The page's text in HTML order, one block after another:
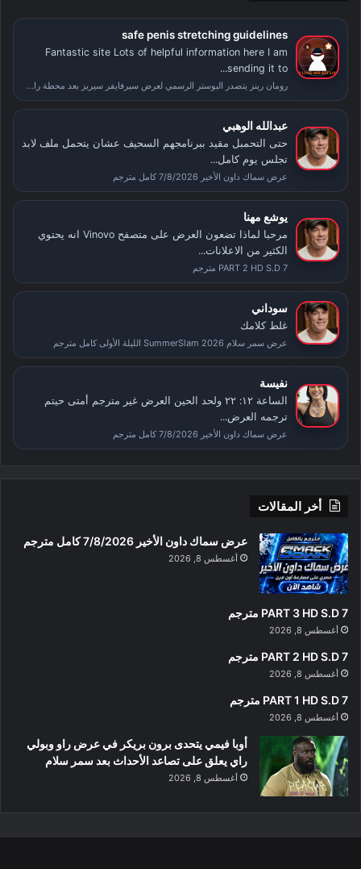
safe penis stretching guidelines
Fantastic site Lots of helpful information here I am
sending it to...
رومان رينز يتصدر البوستر الرسمي لعرض سيرفايفر سيريز بعد محطة راسلمينيا
عبدالله الوهبي
حتى التحمبل مقيد ببرنامجهم السحيف عشان يتحمل ملف لابد
تجلس يوم كامل...
عرض سماك داون الأخير 7/8/2026 كامل مترجم
يوشع مهنا
مرحبا لماذا تضعون العرض على متصفح Vinovo انه يحتوي
الكثير من الاعلانات...
PART 2 HD S.D 7 مترجم
سوداني
غلط كلامك
عرض سمر سلام SummerSlam 2026 الليلة الأولى كامل مترجم
نفيسة
الساعة ١٢: ٢٢ ولحد الحين العرض غير مترجم أمتى حيتم
ترجمه العرض...
عرض سماك داون الأخير 7/8/2026 كامل مترجم
أخر المقالات
عرض سماك داون الأخير 7/8/2026 كامل مترجم
أغسطس 8, 2026
PART 3 HD S.D 7 مترجم
أغسطس 8, 2026
PART 2 HD S.D 7 مترجم
أغسطس 8, 2026
PART 1 HD S.D 7 مترجم
أغسطس 8, 2026
أوبا فيمي يتحدى برون بريكر في عرض راو وبولي
راي يعلق على تصاعد الأحداث بعد سمر سلام
أغسطس 8, 2026